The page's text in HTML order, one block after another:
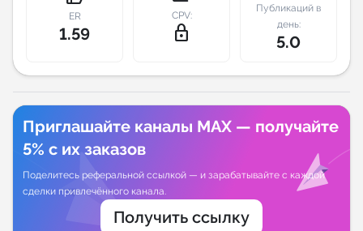
ER
1.59
CPV:
lock_outline
Публикаций в
день:
5.0
Приглашайте каналы MAX — получайте
5% с их заказов
Поделитесь реферальной ссылкой — и зарабатывайте с каждой
сделки привлечённого канала.
Получить ссылку